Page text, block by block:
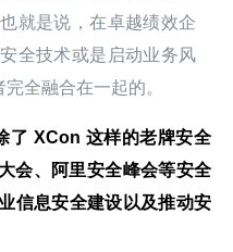
就是说，在卓越绩效企
全技术或是启动业务风
全融合在一起的。
了 XCon 这样的老牌安全
会、阿里安全峰会等安全
信息安全建设以及推动安